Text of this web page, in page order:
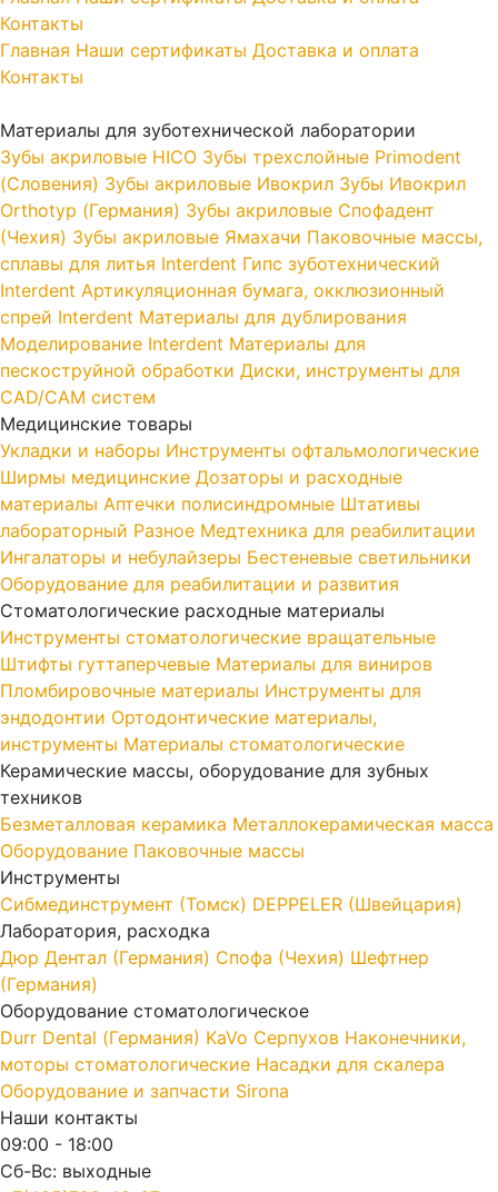
Контакты
Главная Наши сертификаты Доставка и оплата
Контакты
Материалы для зуботехнической лаборатории
Зубы акриловые HICO Зубы трехслойные Primodent
(Словения) Зубы акриловые Ивокрил Зубы Ивокрил
Orthotyp (Германия) Зубы акриловые Спофадент
(Чехия) Зубы акриловые Ямахачи Паковочные массы,
сплавы для литья Interdent Гипс зуботехнический
Interdent Артикуляционная бумага, окклюзионный
спрей Interdent Материалы для дублирования
Моделирование Interdent Материалы для
пескоструйной обработки Диски, инструменты для
CAD/CAM систем
Медицинские товары
Укладки и наборы Инструменты офтальмологические
Ширмы медицинские Дозаторы и расходные
материалы Аптечки полисиндромные Штативы
лабораторный Разное Медтехника для реабилитации
Ингалаторы и небулайзеры Бестеневые светильники
Оборудование для реабилитации и развития
Стоматологические расходные материалы
Инструменты стоматологические вращательные
Штифты гуттаперчевые Материалы для виниров
Пломбировочные материалы Инструменты для
эндодонтии Ортодонтические материалы,
инструменты Материалы стоматологические
Керамические массы, оборудование для зубных
техников
Безметалловая керамика Металлокерамическая масса
Оборудование Паковочные массы
Инструменты
Cибмединструмент (Томск) DEPPELER (Швейцария)
Лаборатория, расходка
Дюр Дентал (Германия) Спофа (Чехия) Шефтнер
(Германия)
Оборудование стоматологическое
Durr Dental (Германия) KaVo Серпухов Наконечники,
моторы стоматологические Насадки для скалера
Оборудование и запчасти Sirona
Наши контакты
09:00 - 18:00
Сб-Вс: выходные